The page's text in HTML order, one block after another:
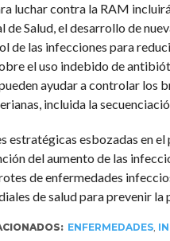
luchar contra la RAM
de Salud, el desarrollo de
de las infecciones para
el uso indebido de
ayudar a controlar los
incluida la
estratégicas esbozadas en
del aumento de las
de enfermedades
de salud para prevenir
ENFERMEDADES,